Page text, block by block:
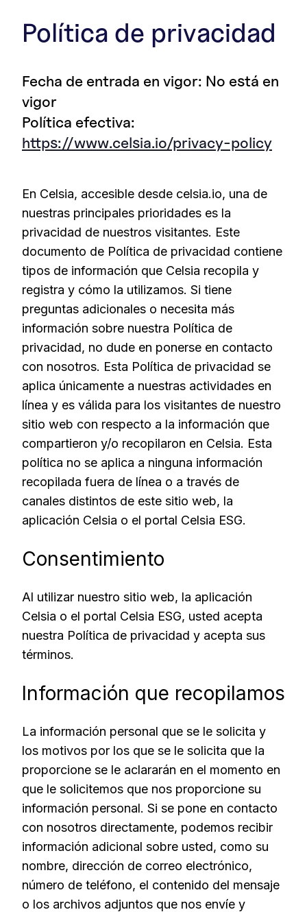
Política de privacidad
Fecha de entrada en vigor: No está en
vigor
Política efectiva:
https://www.celsia.io/privacy-policy
En Celsia, accesible desde celsia.io, una de
nuestras principales prioridades es la
privacidad de nuestros visitantes. Este
documento de Política de privacidad contiene
tipos de información que Celsia recopila y
registra y cómo la utilizamos. Si tiene
preguntas adicionales o necesita más
información sobre nuestra Política de
privacidad, no dude en ponerse en contacto
con nosotros. Esta Política de privacidad se
aplica únicamente a nuestras actividades en
línea y es válida para los visitantes de nuestro
sitio web con respecto a la información que
compartieron y/o recopilaron en Celsia. Esta
política no se aplica a ninguna información
recopilada fuera de línea o a través de
canales distintos de este sitio web, la
aplicación Celsia o el portal Celsia ESG.
Consentimiento
Al utilizar nuestro sitio web, la aplicación
Celsia o el portal Celsia ESG, usted acepta
nuestra Política de privacidad y acepta sus
términos.
Información que recopilamos
La información personal que se le solicita y
los motivos por los que se le solicita que la
proporcione se le aclararán en el momento en
que le solicitemos que nos proporcione su
información personal. Si se pone en contacto
con nosotros directamente, podemos recibir
información adicional sobre usted, como su
nombre, dirección de correo electrónico,
número de teléfono, el contenido del mensaje
o los archivos adjuntos que nos envíe y